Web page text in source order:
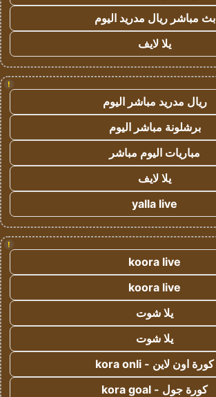
بث مباشر ريال مدريد اليوم
يلا لايف
!
ريال مدريد مباشر اليوم
برشلونة مباشر اليوم
مباريات اليوم مباشر
يلا لايف
yalla live
!
koora live
koora live
يلا شوت
يلا شوت
كورة اون لاين - kora onli
كورة جول - kora goal